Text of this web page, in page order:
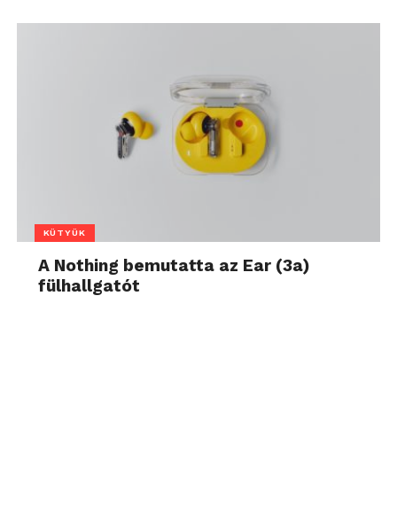
KÜTYÜK
A Nothing bemutatta az Ear (3a)
fülhallgatót